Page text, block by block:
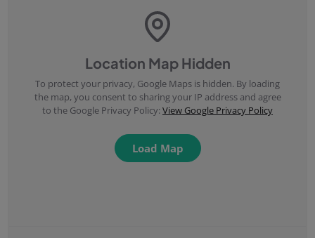
Location Map Hidden
To protect your privacy, Google Maps is hidden. By loading
the map, you consent to sharing your IP address and agree
to the Google Privacy Policy: View Google Privacy Policy
Load Map